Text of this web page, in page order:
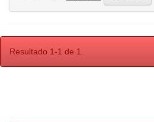
Resultado 1-1 de 1.